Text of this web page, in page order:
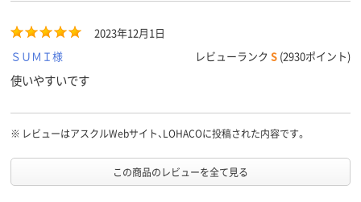
2023年12月1日
ＳＵＭＩ様
レビューランク S (2930ポイント)
使いやすいです
※ レビューはアスクルWebサイト、LOHACOに投稿された内容です。
この商品のレビューを全て見る